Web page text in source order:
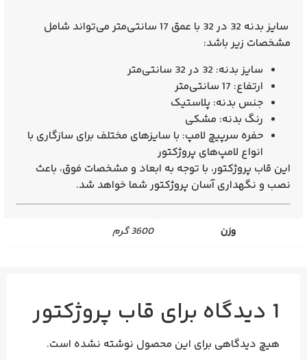
سایز بدنه 32 در 32 با عمق 17 سانتی‌متر
می‌تواند شامل
مشخصات زیر باشد:
سایز بدنه: 32 در 32 سانتی‌متر
ارتفاع: 17 سانتی‌متر
جنس بدنه: پلاستیک
رنگ بدنه: مشکی
حفره سرپیچ لامپ: با سایز‌های مختلف برای سازگاری با
انواع لامپ‌های پروژکتور
این قاب پروژکتور، با توجه به ابعاد و مشخصات فوق، باعث
نصب و نگهداری آسان پروژکتور شما خواهد شد.
وزن 3600 گرم
1 دیدگاه برای قاب پروژکتور
هیچ دیدگاهی برای این محصول نوشته نشده است.